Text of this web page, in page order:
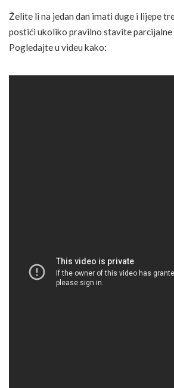
Želite li na jedan dan imati duge i lijepe
postići ukoliko pravilno stavite parcijalne
Pogledajte u videu kako: